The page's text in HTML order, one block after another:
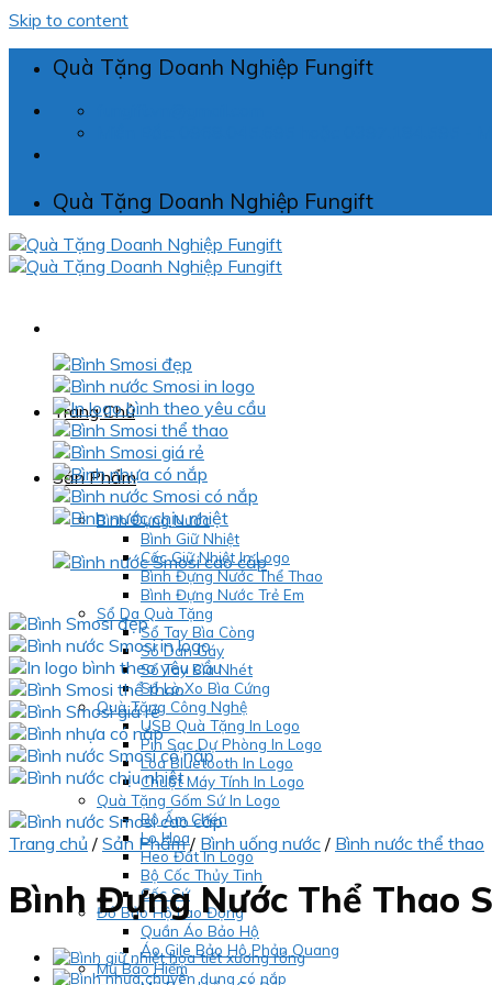
Skip to content
Quà Tặng Doanh Nghiệp Fungift
Quà Tặng Doanh Nghiệp Fungift
Trang Chủ
Sản Phẩm
Bình Đựng Nước
Bình Giữ Nhiệt
Cốc Giữ Nhiệt In Logo
Bình Đựng Nước Thể Thao
Bình Đựng Nước Trẻ Em
Sổ Da Quà Tặng
Sổ Tay Bìa Còng
Sổ Dán Gáy
Sổ Tay Bìa Nhét
Sổ Lò Xo Bìa Cứng
Quà Tặng Công Nghệ
USB Quà Tặng In Logo
Pin Sạc Dự Phòng In Logo
Loa Bluetooth In Logo
Chuột Máy Tính In Logo
Quà Tặng Gốm Sứ In Logo
Bộ Ấm Chén
Lọ Hoa
Heo Đất In Logo
Bộ Cốc Thủy Tinh
Cốc Sứ
Đồ Bảo Hộ Lao Động
Quần Áo Bảo Hộ
Áo Gile Bảo Hộ Phản Quang
Mũ Bảo Hiểm
Trang chủ / Sản Phẩm / Bình uống nước / Bình nước thể thao
Bình Đựng Nước Thể Thao